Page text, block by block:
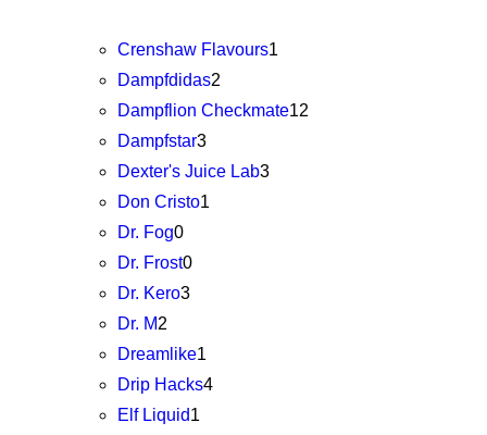
Crenshaw Flavours1
Dampfdidas2
Dampflion Checkmate12
Dampfstar3
Dexter's Juice Lab3
Don Cristo1
Dr. Fog0
Dr. Frost0
Dr. Kero3
Dr. M2
Dreamlike1
Drip Hacks4
Elf Liquid1